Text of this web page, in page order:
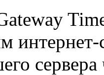
интернет-